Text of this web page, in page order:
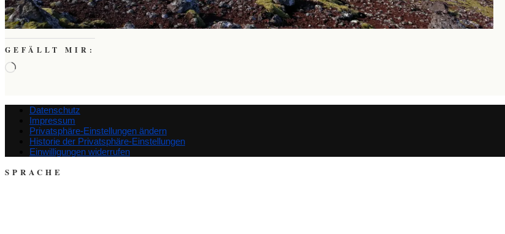
GEFÄLLT MIR:
Wird
Datenschutz
Impressum
Privatsphäre-Einstellungen ändern
Historie der Privatsphäre-Einstellungen
Einwilligungen widerrufen
SPRACHE